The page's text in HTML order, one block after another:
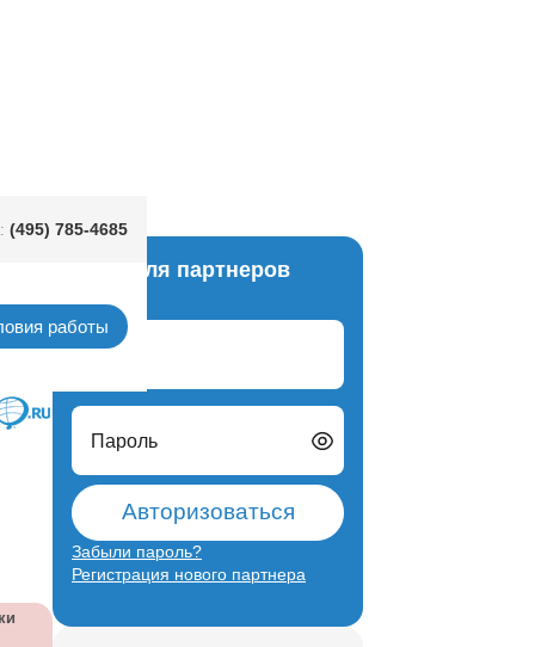
(495) 785-4685
работы
Вход для партнеров
Логин
Пароль
Авторизоваться
Забыли пароль?
Регистрация нового партнера